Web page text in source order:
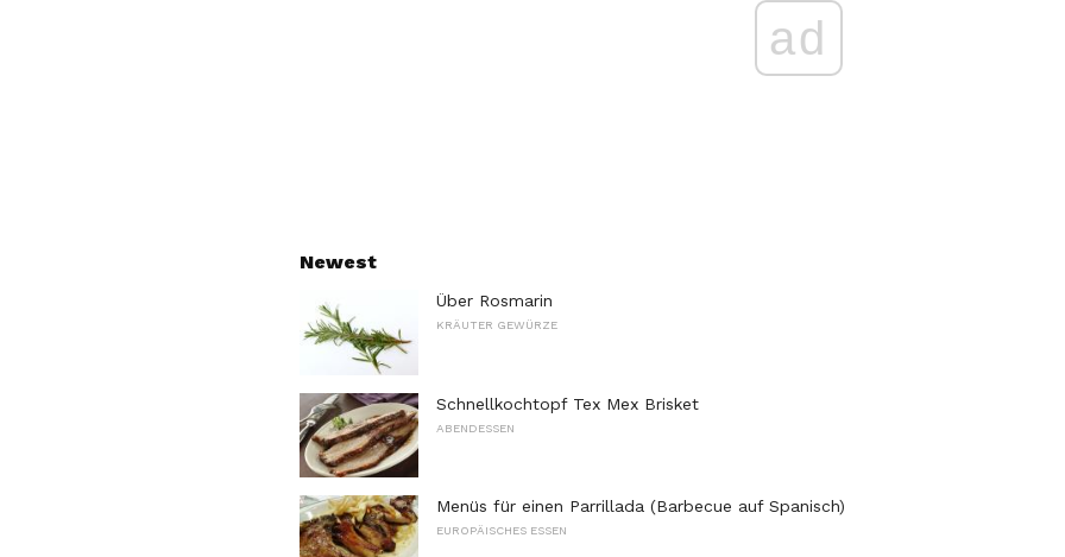
ad
Newest
Über Rosmarin
KRÄUTER GEWÜRZE
Schnellkochtopf Tex Mex Brisket
ABENDESSEN
Menüs für einen Parrillada (Barbecue auf Spanisch)
EUROPÄISCHES ESSEN